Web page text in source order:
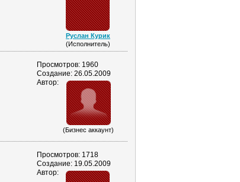
Руслан Курик
(Исполнитель)
Просмотров: 1960
Создание: 26.05.2009
Автор:
(Бизнес аккаунт)
Просмотров: 1718
Создание: 19.05.2009
Автор: